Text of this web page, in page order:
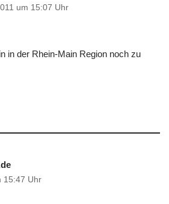
um 15:07 Uhr
in der Rhein-Main Region noch zu
15:47 Uhr